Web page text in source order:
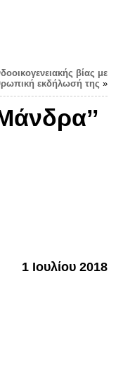
βίας με
εκδήλωσή της »
1 Ιουλίου 2018